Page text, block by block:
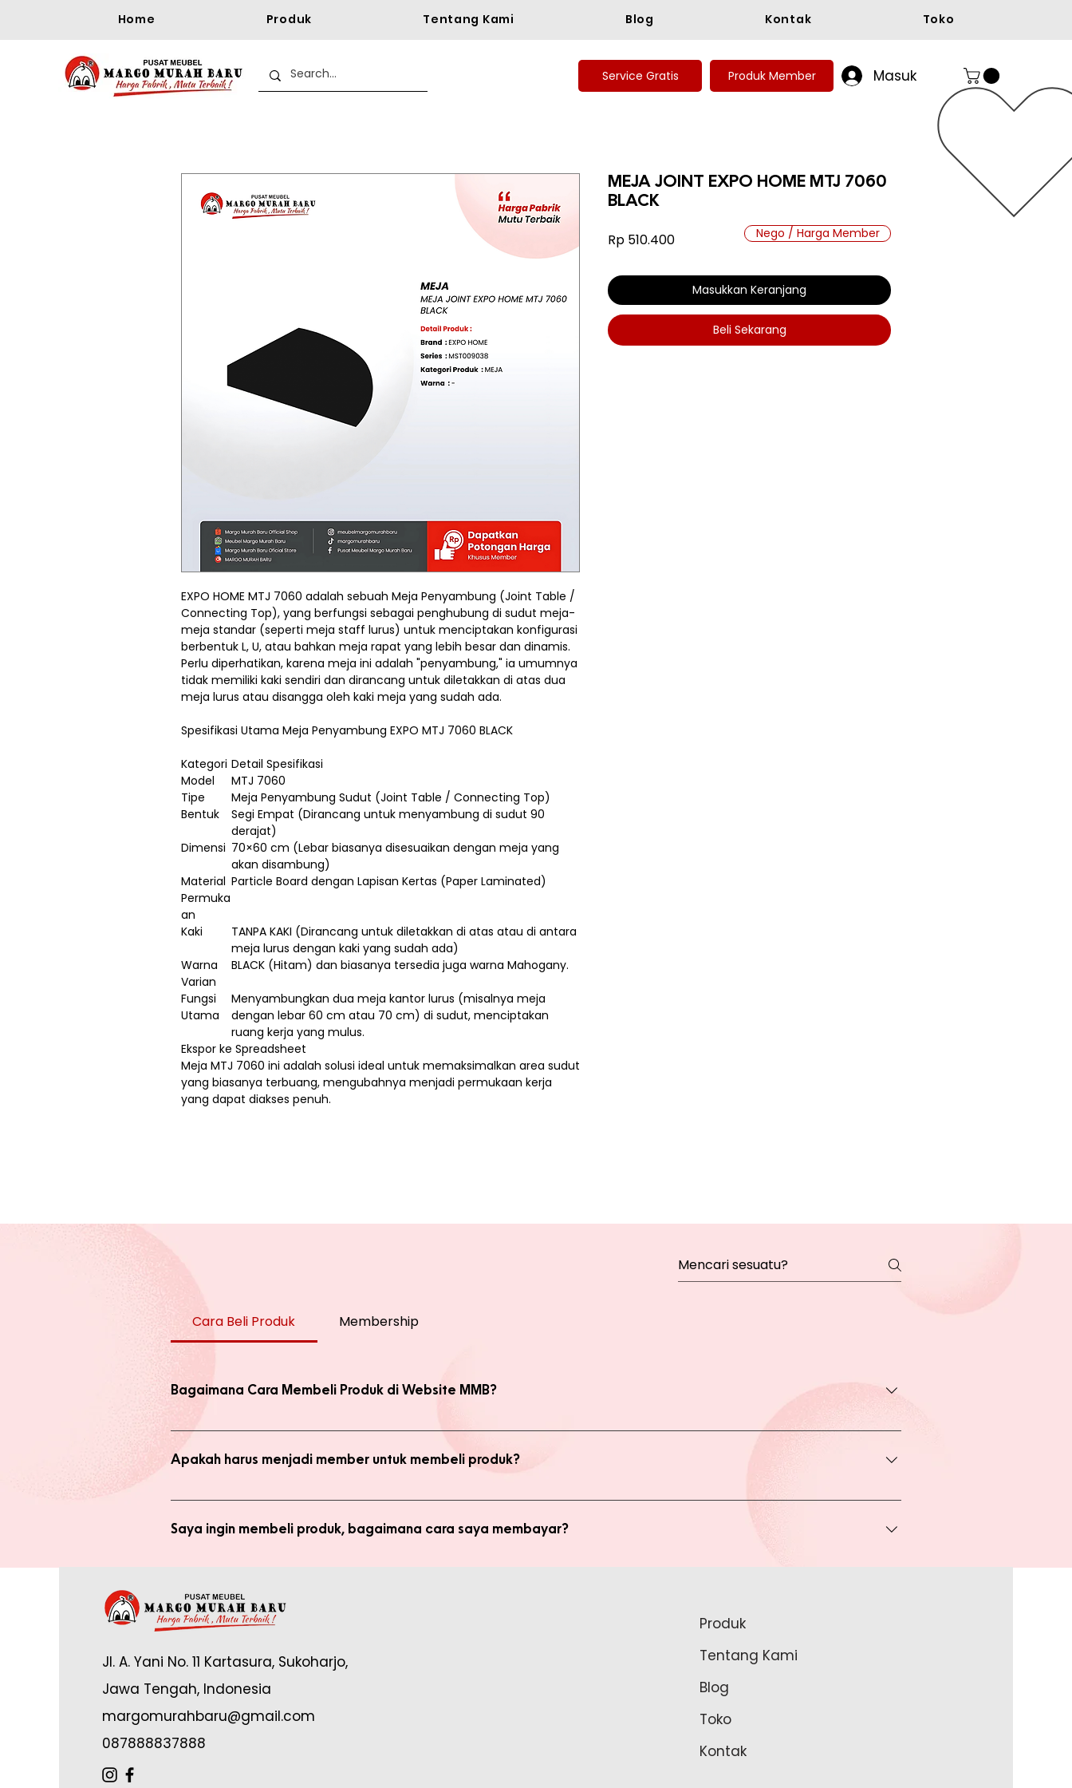
Home Produk Tentang Kami Blog Kontak Toko
Service Gratis Produk Member Masuk
EXPO HOME MTJ 7060 adalah sebuah Meja Penyambung (Joint Table /
Connecting Top), yang berfungsi sebagai penghubung di sudut meja-
meja standar (seperti meja staff lurus) untuk menciptakan konfigurasi
berbentuk L, U, atau bahkan meja rapat yang lebih besar dan dinamis.
Perlu diperhatikan, karena meja ini adalah "penyambung," ia umumnya
tidak memiliki kaki sendiri dan dirancang untuk diletakkan di atas dua
meja lurus atau disangga oleh kaki meja yang sudah ada.
Spesifikasi Utama Meja Penyambung EXPO MTJ 7060 BLACK
Kategori Detail Spesifikasi
Model
MTJ 7060
Tipe
Meja Penyambung Sudut (Joint Table / Connecting Top)
Bentuk
Segi Empat (Dirancang untuk menyambung di sudut 90
derajat)
Dimensi 70×60 cm (Lebar biasanya disesuaikan dengan meja yang
akan disambung)
Material
Permuka
an
Particle Board dengan Lapisan Kertas (Paper Laminated)
Kaki
TANPA KAKI (Dirancang untuk diletakkan di atas atau di antara
meja lurus dengan kaki yang sudah ada)
Warna
Varian
BLACK (Hitam) dan biasanya tersedia juga warna Mahogany.
Fungsi
Utama
Menyambungkan dua meja kantor lurus (misalnya meja
dengan lebar 60 cm atau 70 cm) di sudut, menciptakan
ruang kerja yang mulus.
Ekspor ke Spreadsheet
Meja MTJ 7060 ini adalah solusi ideal untuk memaksimalkan area sudut
yang biasanya terbuang, mengubahnya menjadi permukaan kerja
yang dapat diakses penuh.
MEJA JOINT EXPO HOME MTJ 7060
BLACK
Rp 510.400Harga
Masukkan Keranjang
Beli Sekarang
Nego / Harga Member
Cara Beli Produk Membership
Bagaimana Cara Membeli Produk di Website MMB?
Ada 2 jenis produk yang ada di website, yaitu produk Member dan Non Member. Anda bisa melakukan transaksi pada halaman Produk
Apakah harus menjadi member untuk membeli produk?
Anda tidak perlu bergabung menjadi member untuk membeli produk MMB. Tetapi ada keuntungan yang bisa Anda dapatkan apabila
Saya ingin membeli produk, bagaimana cara saya membayar?
yang tertulis dan konfirmasikan kepada Admin.
Saya sudah jadi member tapi tidak bisa login ke Produk Member, apa yang harus saya lakukan?
Admin di: https://wa.me/6287888837888 Tunggu waktu 24-48 jam untuk proses pembaruan data sebelum Anda memulai untuk transaksi
Jl. A. Yani No. 11 Kartasura, Sukoharjo,
Jawa Tengah, Indonesia
margomurahbaru@gmail.com
087888837888
Produk
Tentang Kami
Blog
Toko
Kontak